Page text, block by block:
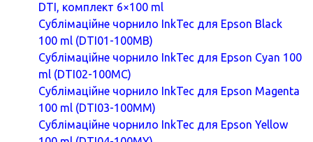
DTI, комплект 6×100 ml
Сублімаційне чорнило InkTec для Epson Black
100 ml (DTI01-100MB)
Сублімаційне чорнило InkTec для Epson Cyan 100
ml (DTI02-100MC)
Сублімаційне чорнило InkTec для Epson Magenta
100 ml (DTI03-100MM)
Сублімаційне чорнило InkTec для Epson Yellow